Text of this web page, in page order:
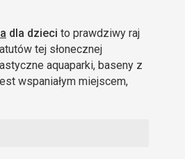
dla dzieci to prawdziwy raj
tej słonecznej
aquaparki, baseny z
wspaniałym miejscem,